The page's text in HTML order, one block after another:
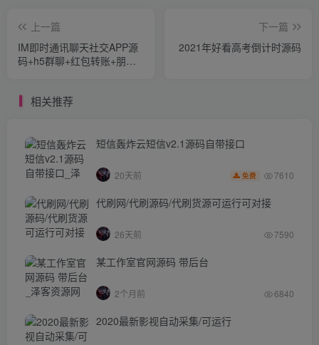
上一篇
IM即时通讯聊天社交APP源
码+h5群聊+红包转账+朋友
下一篇
2021年好看高考倒计时源码
相关推荐
短信轰炸云短信v2.1源码自带接口
20天前 免费 7610
代刷网/代刷源码/代刷货源可运行可对接
26天前 7590
某工作室官网源码 带后台
2个月前 6840
2020最新影视自动采集/可运行